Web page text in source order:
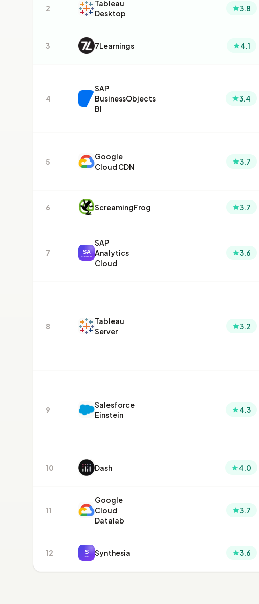
2
Tableau
Desktop
3.8
3 7Learnings 4.1
4
SAP
BusinessObjects
BI
3.4
5
Google
Cloud CDN
3.7
6 ScreamingFrog 3.7
7
SAP
Analytics
Cloud
3.6
8
Tableau
Server
3.2
9
Salesforce
Einstein
4.3
10 Dash 4.0
11
Google
Cloud
Datalab
3.7
12 Synthesia 3.6